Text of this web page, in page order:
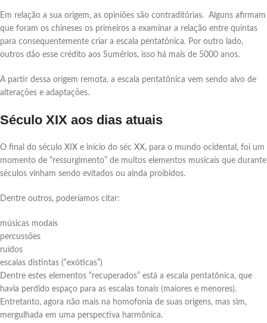
Em relação a sua origem, as opiniões são contraditórias. Alguns afirmam
que foram os chineses os primeiros a examinar a relação entre quintas
para consequentemente criar a escala pentatônica. Por outro lado,
outros dão esse crédito aos Sumérios, isso há mais de 5000 anos.
A partir dessa origem remota, a escala pentatônica vem sendo alvo de
alterações e adaptações.
Século XIX aos dias atuais
O final do século XIX e início do séc XX, para o mundo ocidental, foi um
momento de “ressurgimento” de muitos elementos musicais que durante
séculos vinham sendo evitados ou ainda proibidos.
Dentre outros, poderíamos citar:
músicas modais
percussões
ruídos
escalas distintas (“exóticas”)
Dentre estes elementos “recuperados” está a escala pentatônica, que
havia perdido espaço para as escalas tonais (maiores e menores).
Entretanto, agora não mais na homofonia de suas origens, mas sim,
mergulhada em uma perspectiva harmônica.